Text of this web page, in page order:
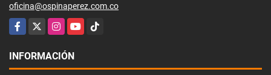
oficina@ospinaperez.com.co
Facebook
X InstagramYouTubeTikTok
INFORMACIÓN